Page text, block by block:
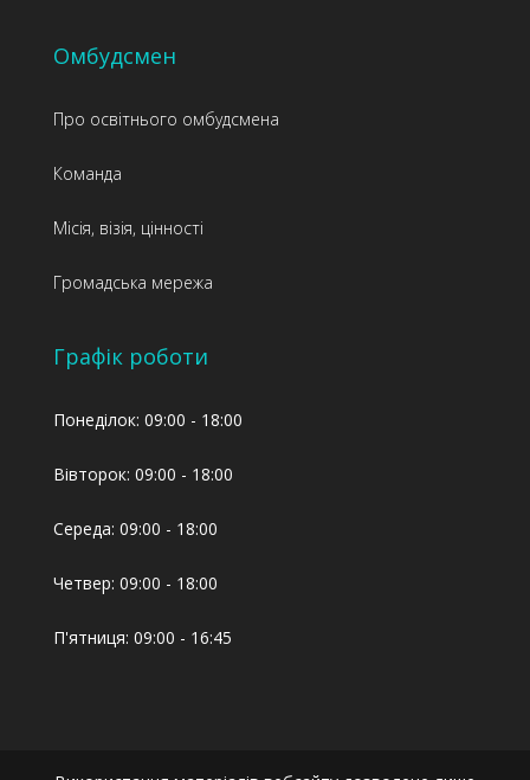
Омбудсмен
Про освітнього омбудсмена
Команда
Місія, візія, цінності
Громадська мережа
Графік роботи
Понеділок: 09:00 - 18:00
Вівторок: 09:00 - 18:00
Середа: 09:00 - 18:00
Четвер: 09:00 - 18:00
П'ятниця: 09:00 - 16:45